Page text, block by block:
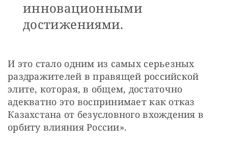
инновационными
достижениями.
И это стало одним из самых серьезных
раздражителей в правящей российской
элите, которая, в общем, достаточно
адекватно это воспринимает как отказ
Казахстана от безусловного вхождения в
орбиту влияния России».